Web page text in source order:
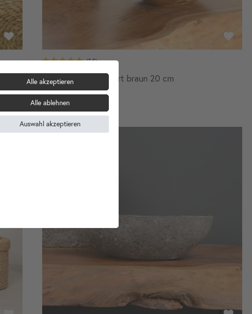
Teakholz Kugel lasiert braun 20 cm
29,90 €
Aktuell nicht verfügbar
Alle akzeptieren
Alle ablehnen
Auswahl akzeptieren